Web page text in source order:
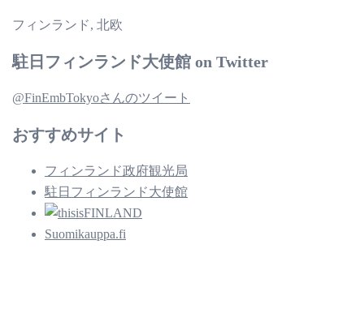
フィンランド, 北欧
駐日フィンランド大使館 on Twitter
@FinEmbTokyoさんのツイート
おすすめサイト
フィンランド政府観光局
駐日フィンランド大使館
Suomikauppa.fi